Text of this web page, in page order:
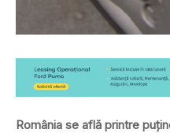
România se află printre